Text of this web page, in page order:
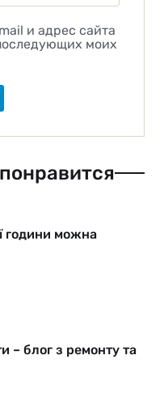
и адрес сайта
моих
години можна
– блог з ремонту та